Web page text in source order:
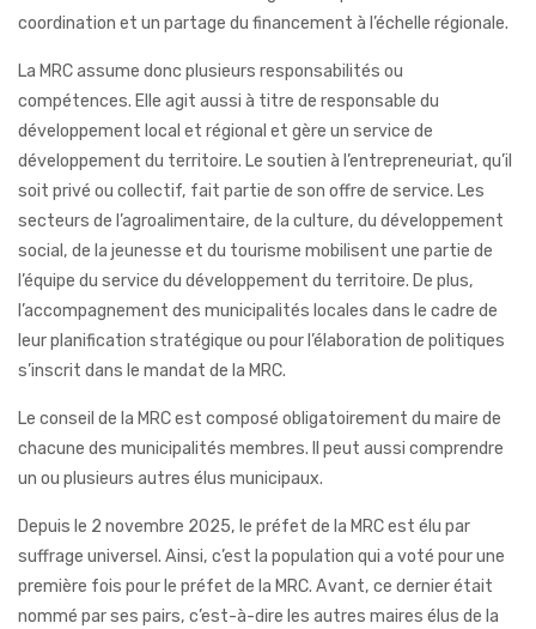
coordination et un partage du financement à l’échelle régionale.
La MRC assume donc plusieurs responsabilités ou
compétences. Elle agit aussi à titre de responsable du
développement local et régional et gère un service de
développement du territoire. Le soutien à l’entrepreneuriat, qu’il
soit privé ou collectif, fait partie de son offre de service. Les
secteurs de l’agroalimentaire, de la culture, du développement
social, de la jeunesse et du tourisme mobilisent une partie de
l’équipe du service du développement du territoire. De plus,
l’accompagnement des municipalités locales dans le cadre de
leur planification stratégique ou pour l’élaboration de politiques
s’inscrit dans le mandat de la MRC.
Le conseil de la MRC est composé obligatoirement du maire de
chacune des municipalités membres. Il peut aussi comprendre
un ou plusieurs autres élus municipaux.
Depuis le 2 novembre 2025, le préfet de la MRC est élu par
suffrage universel. Ainsi, c’est la population qui a voté pour une
première fois pour le préfet de la MRC. Avant, ce dernier était
nommé par ses pairs, c’est-à-dire les autres maires élus de la